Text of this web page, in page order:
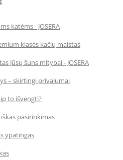
katėms - JOSERA
klasės kačių maistas
Jūsų šuns mitybai - JOSERA
– skirtingi privalumai
to išvengti?
pasirinkimas
ypatingas